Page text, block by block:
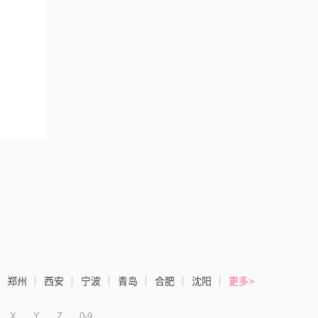
郑州 西安 宁波 青岛 合肥 沈阳 更多>